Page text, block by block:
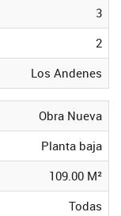
3
2
Los Andenes
Obra Nueva
Planta baja
109.00 M²
Todas